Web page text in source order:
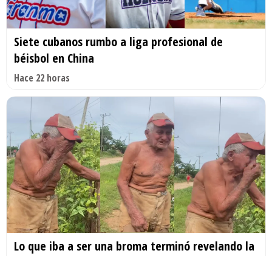
Siete cubanos rumbo a liga profesional de
béisbol en China
Hace 22 horas
Lo que iba a ser una broma terminó revelando la